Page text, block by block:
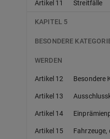
Artikel 11 Streitfälle
KAPITEL 5
BESONDERE
WERDEN
Artikel 12 Besondere
Artikel 13
Artikel 14
Artikel 15 Fahrzeuge,